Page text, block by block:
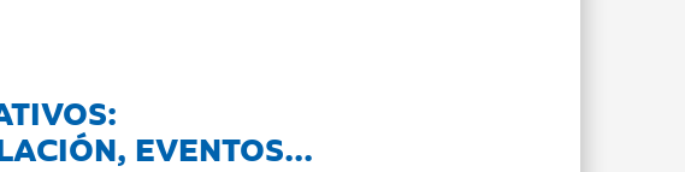
EVENTOS...